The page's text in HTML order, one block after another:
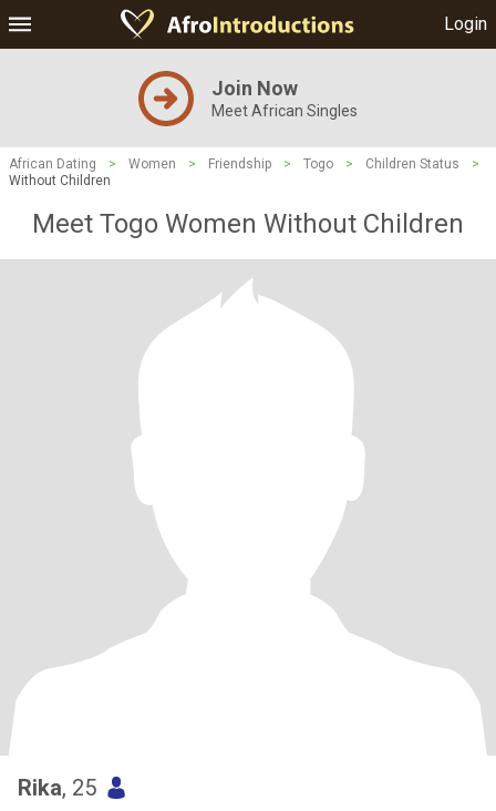
Login
Join Now
Meet African Singles
African Dating > Women > Friendship > Togo > Children Status
>
Without Children
Meet Togo Women Without Children
Rika, 25